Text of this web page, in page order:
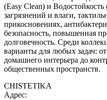
(Easy Clean) и
загрязнений и влаги,
прикосновениях,
безопасность, повышенная
долговечность. Среди
варианты для любых задач:
домашнего интерьера до
общественных пространств.
CHISTETIKA
Адрес: